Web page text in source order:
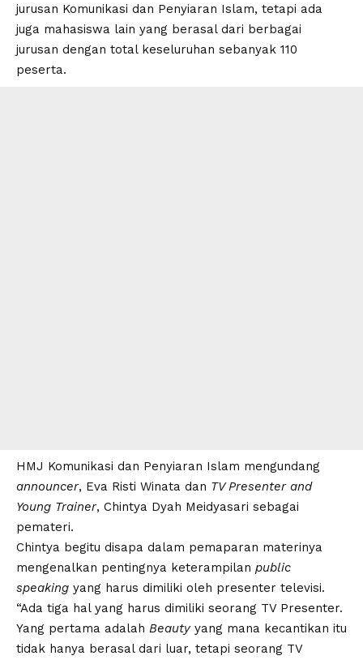
jurusan Komunikasi dan Penyiaran Islam, tetapi ada
juga mahasiswa lain yang berasal dari berbagai
jurusan dengan total keseluruhan sebanyak 110
peserta.
HMJ Komunikasi dan Penyiaran Islam mengundang
announcer, Eva Risti Winata dan TV Presenter and
Young Trainer, Chintya Dyah Meidyasari sebagai
pemateri.
Chintya begitu disapa dalam pemaparan materinya
mengenalkan pentingnya keterampilan public
speaking yang harus dimiliki oleh presenter televisi.
“Ada tiga hal yang harus dimiliki seorang TV Presenter.
Yang pertama adalah Beauty yang mana kecantikan itu
tidak hanya berasal dari luar, tetapi seorang TV